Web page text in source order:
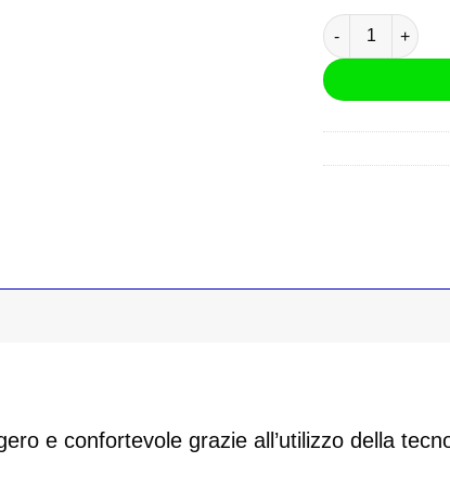
Casco Integrale
e confortevole grazie all’utilizzo della